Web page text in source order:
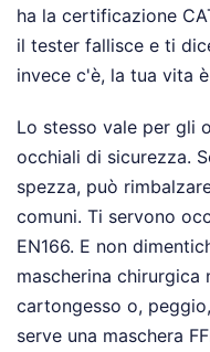
ha la certificazione
il tester fallisce e ti
invece c'è, la tua vita
Lo stesso vale per gli
occhiali di sicurezza.
spezza, può
comuni. Ti servono
EN166. E non
mascherina
cartongesso o,
serve una maschera